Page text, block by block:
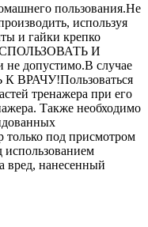
пользования.Не
используя
и гайки крепко
ИСПОЛЬЗОВАТЬ И
допустимо.В случае
ВРАЧУ!Пользоваться
тренажера при его
Также необходимо
под присмотром
вред, нанесенный